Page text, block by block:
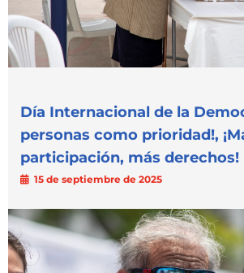
Día Internacional de la
personas como prioridad!,
participación, más derechos!
15 de septiembre de 2025